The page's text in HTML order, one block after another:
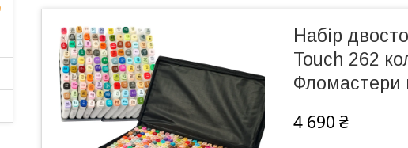
Набір
Touch 262
Фломастери
4 690 ₴